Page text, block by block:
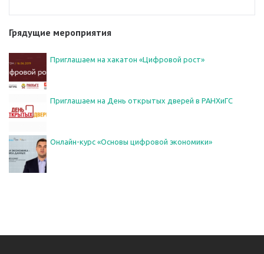
Грядущие мероприятия
Приглашаем на хакатон «Цифровой рост»
Приглашаем на День открытых дверей в РАНХиГС
Онлайн-курс «Основы цифровой экономики»